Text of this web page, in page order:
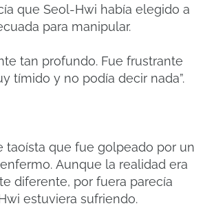
que Seol-Hwi había elegido a
para manipular.
tan profundo. Fue frustrante
tímido y no podía decir nada”.
taoísta que fue golpeado por un
Aunque la realidad era
diferente, por fuera parecía
estuviera sufriendo.